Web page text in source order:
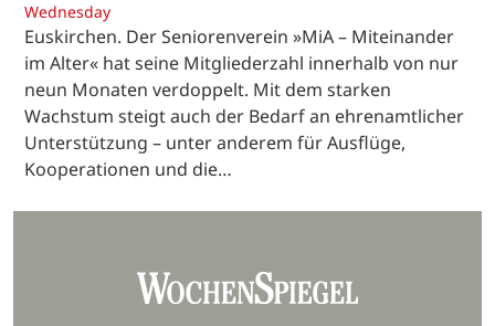
Wednesday
Euskirchen. Der Seniorenverein »MiA – Miteinander
im Alter« hat seine Mitgliederzahl innerhalb von nur
neun Monaten verdoppelt. Mit dem starken
Wachstum steigt auch der Bedarf an ehrenamtlicher
Unterstützung – unter anderem für Ausflüge,
Kooperationen und die…